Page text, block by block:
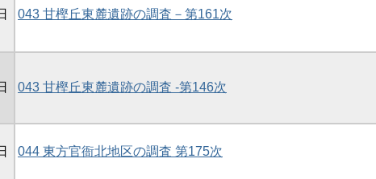
043 甘樫丘東麓遺跡の調査－第161次
043 甘樫丘東麓遺跡の調査 -第146次
044 東方官衙北地区の調査 第175次